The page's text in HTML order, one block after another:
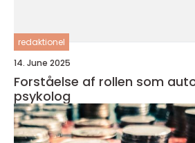
redaktionel
14. June 2025
Forståelse af rollen som
psykolog